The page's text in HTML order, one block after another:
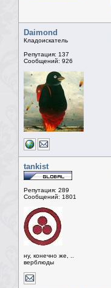
Daimond
Кладоискатель
Репутация: 137
Сообщений: 926
tankist
Репутация: 289
Сообщений: 1801
ну, конечно же, ..
верблюды